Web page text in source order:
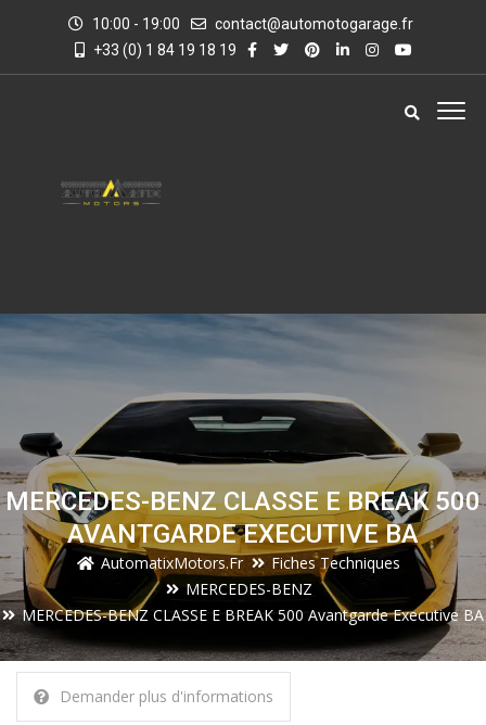
10:00 - 19:00
contact@automotogarage.fr
+33 (0) 1 84 19 18 19
MERCEDES-BENZ CLASSE E BREAK 500
AVANTGARDE EXECUTIVE BA
AutomatixMotors.fr
Fiches Techniques
MERCEDES-BENZ
MERCEDES-BENZ CLASSE E BREAK 500 Avantgarde Executive BA
Demander plus d'informations